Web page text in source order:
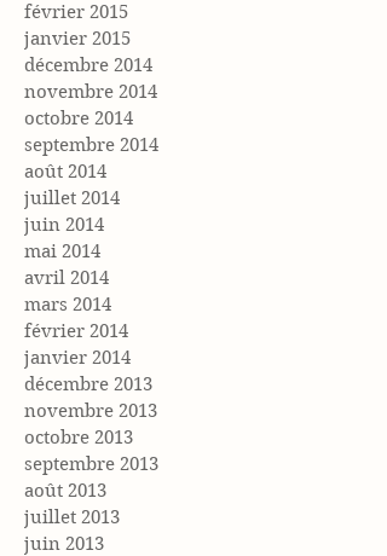
février 2015
janvier 2015
décembre 2014
novembre 2014
octobre 2014
septembre 2014
août 2014
juillet 2014
juin 2014
mai 2014
avril 2014
mars 2014
février 2014
janvier 2014
décembre 2013
novembre 2013
octobre 2013
septembre 2013
août 2013
juillet 2013
juin 2013